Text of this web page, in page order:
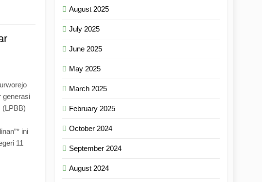
generasi
(LPBB)
ini
11
August 2025
July 2025
June 2025
May 2025
March 2025
February 2025
October 2024
September 2024
August 2024